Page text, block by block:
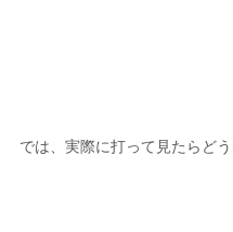
では、実際に打って見たらど